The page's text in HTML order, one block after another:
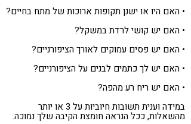
• האם היו או ישנן תקופות ארוכות של מתח בחיים?
• האם יש קושי לרדת במשקל?
• האם יש פסים עמוקים לאורך הציפורניים?
• האם יש לך כתמים לבנים על הציפורניים?
• האם יש ריח רע מהפה?
במידה וענית תשובות חיוביות על 3 או יותר
מהשאלות, ככל הנראה חומצת הקיבה שלך נמוכה.